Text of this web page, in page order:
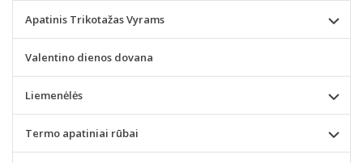
Apatinis Trikotažas Vyrams
Valentino dienos dovana
Liemenėlės
Termo apatiniai rūbai